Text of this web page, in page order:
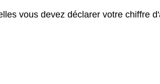
vous devez déclarer votre chiffre